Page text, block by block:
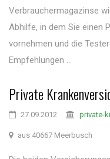
Verbrauchermagazinse
Abhilfe, in dem Sie einen
vornehmen und die
Empfehlungen ...
Private
27.09.2012 private-
aus 40667 Meerbusch